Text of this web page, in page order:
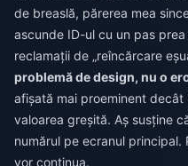
de breaslă, părerea mea
ascunde ID-ul cu un pas
reclamații de „reîncărcare
problemă de design, nu o
afișată mai proeminent decât
valoarea greșită. Aș susține
numărul pe ecranul
vor continua.